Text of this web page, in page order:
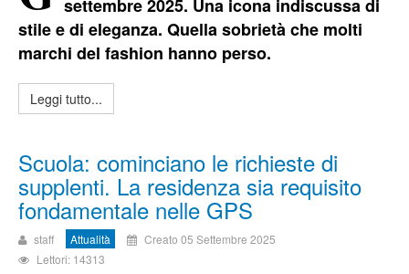
settembre 2025. Una icona indiscussa di
stile e di eleganza. Quella sobrietà che molti
marchi del fashion hanno perso.
Leggi tutto...
Scuola: cominciano le richieste di
supplenti. La residenza sia requisito
fondamentale nelle GPS
staff Attualità
Creato 05 Settembre 2025
Lettori: 14313